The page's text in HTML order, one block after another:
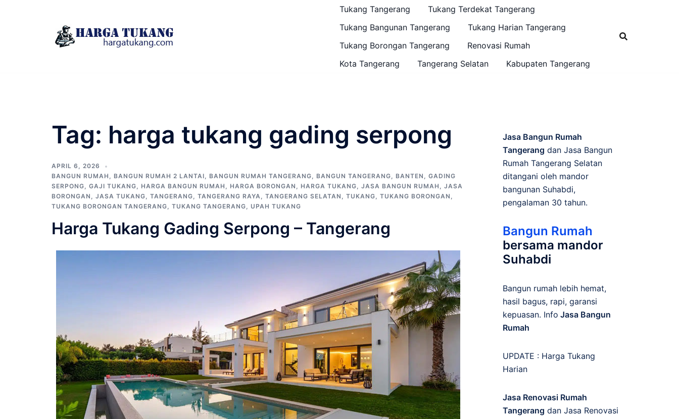
Tukang Tangerang
Tukang Terdekat Tangerang
Tukang Bangunan Tangerang
Tukang Harian Tangerang
Tukang Borongan Tangerang
Renovasi Rumah
Kota Tangerang
Tangerang Selatan Kabupaten Tangerang
Tag: harga tukang gading serpong
APRIL 6, 2026
BANGUN RUMAH , BANGUN RUMAH 2 LANTAI, BANGUN RUMAH TANGERANG, BANGUN TANGERANG, BANTEN , GADING
SERPONG, GAJI TUKANG, HARGA BANGUN RUMAH , HARGA BORONGAN , HARGA TUKANG, JASA BANGUN RUMAH , JASA
BORONGAN , JASA TUKANG, TANGERANG, TANGERANG RAYA, TANGERANG SELATAN , TUKANG, TUKANG BORONGAN ,
TUKANG BORONGAN TANGERANG, TUKANG TANGERANG, UPAH TUKANG
Harga Tukang Gading Serpong – Tangerang
Jasa Bangun Rumah
Tangerang dan Jasa Bangun
Rumah Tangerang Selatan
ditangani oleh mandor
bangunan Suhabdi,
pengalaman 30 tahun.
Bangun Rumah
bersama mandor
Suhabdi
Bangun rumah lebih hemat,
hasil bagus, rapi, garansi
kepuasan. Info Jasa Bangun
Rumah
UPDATE : Harga Tukang
Harian
Jasa Renovasi Rumah
Tangerang dan Jasa Renovasi